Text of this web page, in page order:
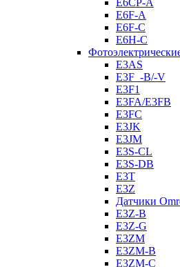
E6CP-A
E6F-A
E6F-C
E6H-C
E3AS
E3F_-B/-V
E3F1
E3FA/E3FB
E3FC
E3JK
E3JM
E3S-CL
E3S-DB
E3T
E3Z
Датчики
E3Z-B
E3Z-G
E3ZM
E3ZM-B
E3ZM-C